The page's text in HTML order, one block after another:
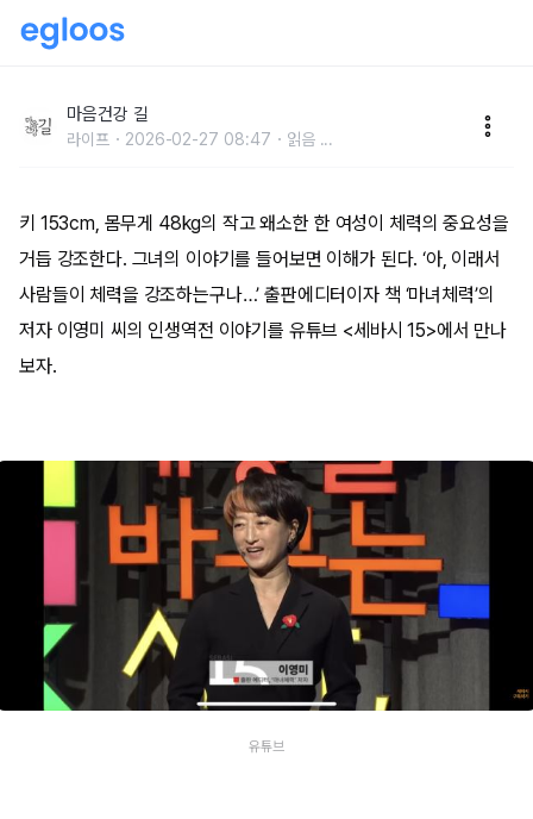
마음건강 길
라이프 2026-02-27 08:47 읽음 ...
키 153cm, 몸무게 48kg의 작고 왜소한 한 여성이 체력의 중요성을
거듭 강조한다. 그녀의 이야기를 들어보면 이해가 된다. ‘아, 이래서
사람들이 체력을 강조하는구나…’ 출판에디터이자 책 ‘마녀체력’의
저자 이영미 씨의 인생역전 이야기를 유튜브 <세바시 15>에서 만나
보자.
유튜브